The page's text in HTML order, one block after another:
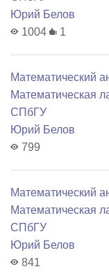
Юрий Белов
1004
1
Математический
Математичеcкая
СПбГУ
Юрий Белов
799
Математический
Математичеcкая
СПбГУ
Юрий Белов
841